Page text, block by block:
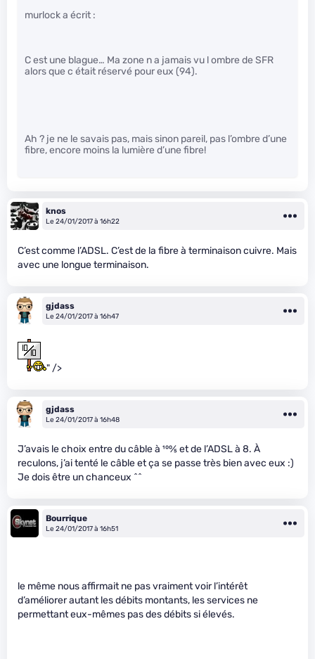
murlock a écrit :
C est une blague… Ma zone n a jamais vu l ombre de SFR
alors que c était réservé pour eux (94).
Ah ? je ne le savais pas, mais sinon pareil, pas l’ombre d’une
fibre, encore moins la lumière d’une fibre!
knos
Le 24/01/2017 à 16h22
C’est comme l’ADSL. C’est de la fibre à terminaison cuivre. Mais
avec une longue terminaison.
gjdass
Le 24/01/2017 à 16h47
" />
gjdass
Le 24/01/2017 à 16h48
J’avais le choix entre du câble à 100⁄5et de l’ADSL à 8. À
reculons, j’ai tenté le câble et ça se passe très bien avec eux :)
Je dois être un chanceux ^^
Bourrique
Le 24/01/2017 à 16h51
le même nous affirmait ne pas vraiment voir l’intérêt
d’améliorer autant les débits montants, les services ne
permettant eux-mêmes pas des débits si élevés.